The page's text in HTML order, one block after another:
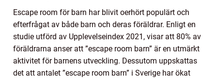
Escape room för barn har blivit oerhört populärt och
efterfrågat av både barn och deras föräldrar. Enligt en
studie utförd av Upplevelseindex 2021, visar att 80% av
föräldrarna anser att ”escape room barn” är en utmärkt
aktivitet för barnens utveckling. Dessutom uppskattas
det att antalet ”escape room barn” i Sverige har ökat